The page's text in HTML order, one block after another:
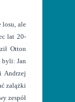
losu, ale
lat 20-
Otton
byli: Jan
Andrzej
zalążki
zespół